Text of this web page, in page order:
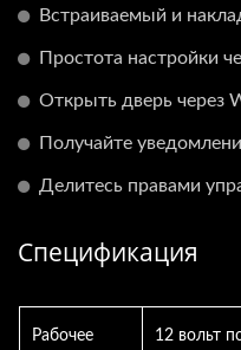
Встраиваемый и
Простота настройки
Открыть дверь через
Получайте
Делитесь правами
Спецификация
Рабочее
12 вольт